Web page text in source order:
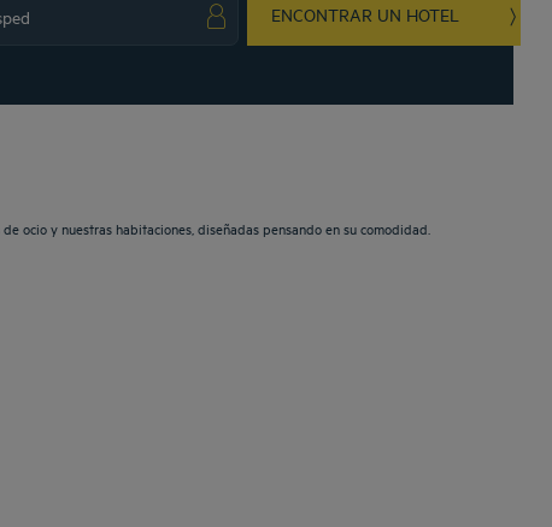
ENCONTRAR UN HOTEL
ocio y nuestras habitaciones, diseñadas pensando en su comodidad.